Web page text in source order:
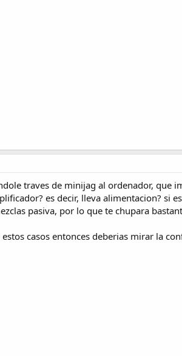
traves de minijag al ordenador, que
es decir, lleva alimentacion? si
pasiva, por lo que te chupara
casos entonces deberias mirar la